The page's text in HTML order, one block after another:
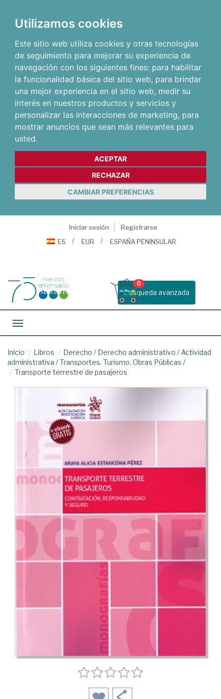
Utilizamos cookies
Este sitio web utiliza cookies y otras tecnologías
de seguimiento para mejorar su experiencia de
navegación con los siguientes fines: para habilitar
la funcionalidad básica del sitio web, para brindar
una mejor experiencia en el sitio web, medir su
interés en nuestros productos y servicios y
personalizar las interacciones de marketing, para
mostrar anuncios que sean más relevantes para
usted.
ACEPTAR
RECHAZAR
CAMBIAR PREFERENCIAS
Iniciar sesión
Registrarse
ES
EUR ESPAÑA PENINSULAR
Busqueda avanzada
0
Toggle navigation
Inicio Libros Derecho / Derecho administrativo / Actividad
administrativa /Transportes. Turismo. Obras Públicas /
Transporte terrestre de pasajeros